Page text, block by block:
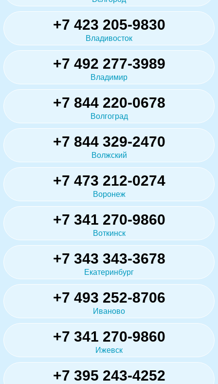
+7 423 205-9830
Владивосток
+7 492 277-3989
Владимир
+7 844 220-0678
Волгоград
+7 844 329-2470
Волжский
+7 473 212-0274
Воронеж
+7 341 270-9860
Воткинск
+7 343 343-3678
Екатеринбург
+7 493 252-8706
Иваново
+7 341 270-9860
Ижевск
+7 395 243-4252